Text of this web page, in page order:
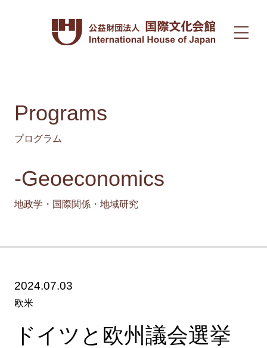
Programs
プログラム
-Geoeconomics
地政学・国際関係・地域研究
2024.07.03
欧米
ドイツと欧州議会選挙